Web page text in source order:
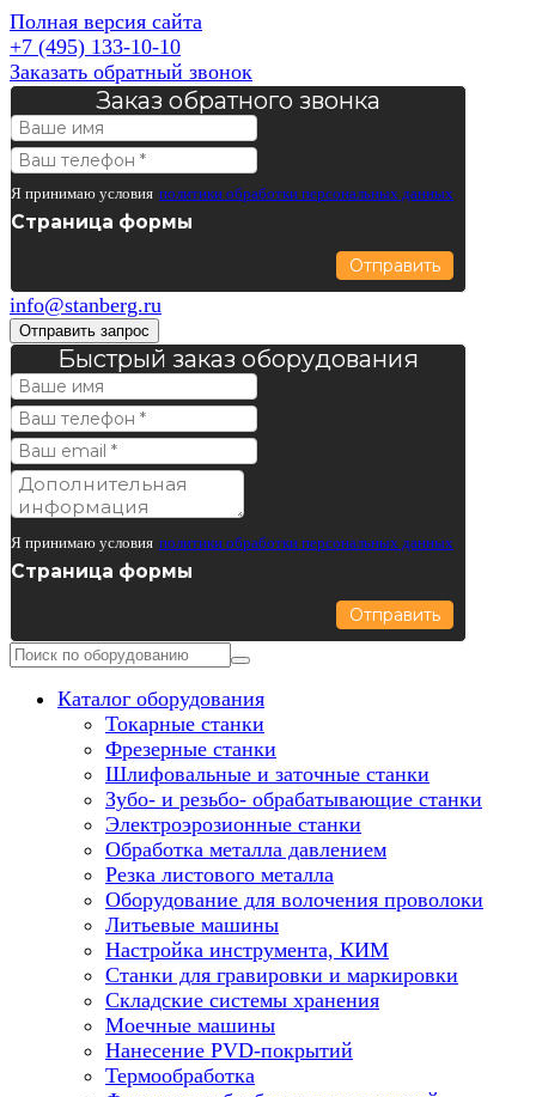
Полная версия сайта
+7 (495) 133-10-10
Заказать обратный звонок
Заказ обратного звонка
Я принимаю условия политики обработки персональных данных
Страница формы
Отправить
info@stanberg.ru
Отправить запрос
Быстрый заказ оборудования
Я принимаю условия политики обработки персональных данных
Страница формы
Отправить
Каталог оборудования
Токарные станки
Фрезерные станки
Шлифовальные и заточные станки
Зубо- и резьбо- обрабатывающие станки
Электроэрозионные станки
Обработка металла давлением
Резка листового металла
Оборудование для волочения проволоки
Литьевые машины
Настройка инструмента, КИМ
Станки для гравировки и маркировки
Складские системы хранения
Моечные машины
Нанесение PVD-покрытий
Термообработка